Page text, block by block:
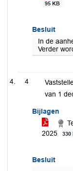
95 KB
Besluit
In de
Verder
4
van 1
Bijlagen
2025
330
Besluit